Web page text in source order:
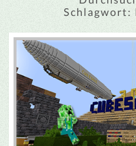
Schlagwort: